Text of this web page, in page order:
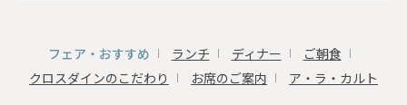
フェア・おすすめ ランチ ディナー
ご朝食
クロスダインのこだわり
お席のご案内 ア・ラ・カルト